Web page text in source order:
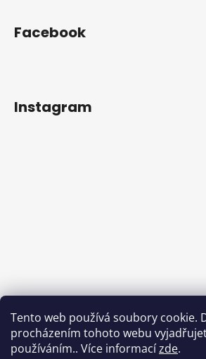
Tento web používá soubory cookie.
procházením tohoto webu
používáním.. Více informacízde.
Facebook
Instagram